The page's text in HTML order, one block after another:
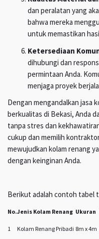
dan peralatan yang
bahwa mereka
untuk memastikan
Ketersediaan
dihubungi dan
permintaan Anda.
menjaga proyek
Dengan mengandalkan jasa
berkualitas di Bekasi, Anda
tanpa stres dan
cukup dan memilih
mewujudkan kolam renang
dengan keinginan Anda.
Berikut adalah contoh tabel
No.Jenis Kolam Renang Ukuran
1 Kolam Renang Pribadi 8m x 4m